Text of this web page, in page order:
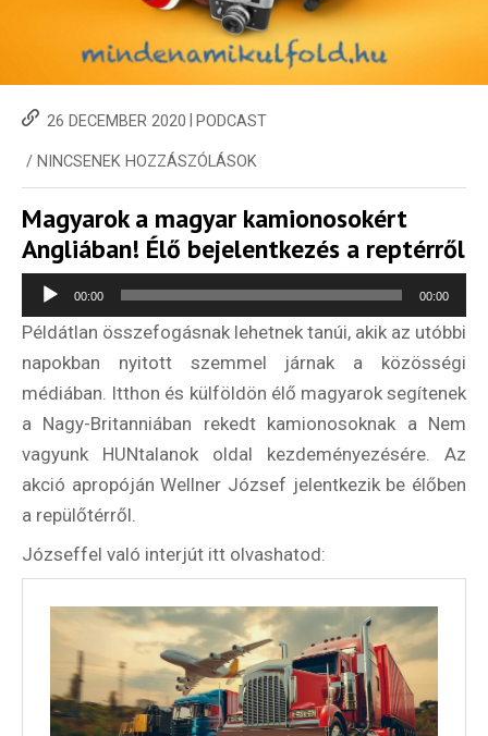
26 DECEMBER 2020 PODCAST
/ NINCSENEK HOZZÁSZÓLÁSOK
Magyarok a magyar kamionosokért
Angliában! Élő bejelentkezés a reptérről
Audio
Player
00:00 00:00
Példátlan összefogásnak lehetnek tanúi, akik az utóbbi
napokban nyitott szemmel járnak a közösségi
médiában. Itthon és külföldön élő magyarok segítenek
a Nagy-Britanniában rekedt kamionosoknak a Nem
vagyunk HUNtalanok oldal kezdeményezésére. Az
akció apropóján Wellner József jelentkezik be élőben
a repülőtérről.
Józseffel való interjút itt olvashatod: